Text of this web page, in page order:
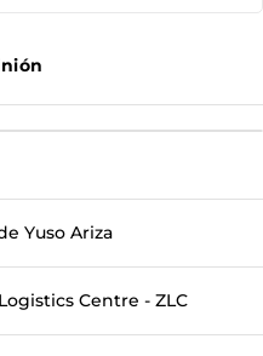
Yuso Ariza
Centre - ZLC